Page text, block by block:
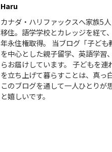
Haru
カナダ・ハリファックスへ家族5
移住。語学学校とカレッジを経て
年永住権取得。 当ブログ「子ど
を中心とした親子留学、英語学習
らお届けしています。 子どもを
を立ち上げて暮らすことは、真っ
このブログを通して一人ひとりが
と嬉しいです。